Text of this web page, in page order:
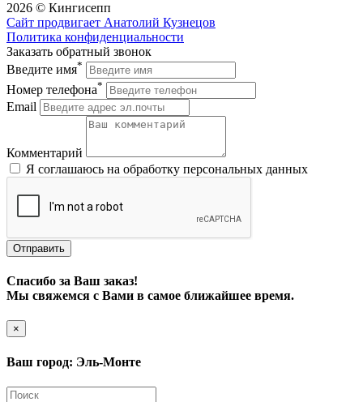
2026 © Кингисепп
Сайт продвигает Анатолий Кузнецов
Политика конфиденциальности
Заказать обратный звонок
Введите имя*
Номер телефона*
Email
Комментарий
Я соглашаюсь на обработку персональных данных
Отправить
Спасибо за Ваш заказ!
Мы свяжемся с Вами в самое ближайшее время.
×
Ваш город: Эль-Монте